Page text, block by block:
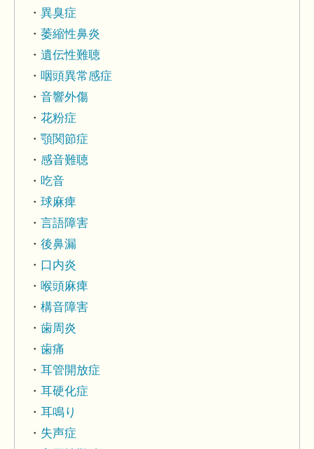
異臭症
萎縮性鼻炎
遺伝性難聴
咽頭異常感症
音響外傷
花粉症
顎関節症
感音難聴
吃音
球麻痺
言語障害
後鼻漏
口内炎
喉頭麻痺
構音障害
歯周炎
歯痛
耳管開放症
耳硬化症
耳鳴り
失声症